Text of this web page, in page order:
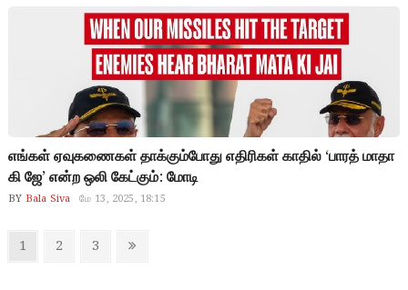
எங்கள் ஏவுகணைகள் தாக்கும்போது எதிரிகள் காதில் ‘பாரத் மாதா
கி ஜே’ என்ற ஒலி கேட்கும்: மோடி
BY Bala Siva மே 13, 2025, 18:15
Posts
Page
1 Page
2 Page
3
Next